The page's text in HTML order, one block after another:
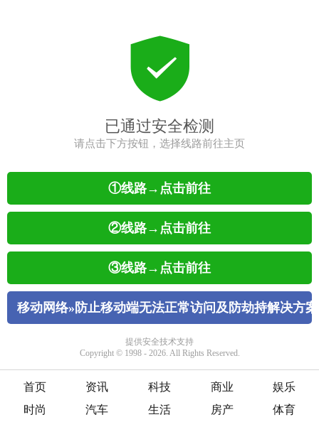
首页 资讯 科技 商业
娱乐
时尚
汽车 生活 房产
体育